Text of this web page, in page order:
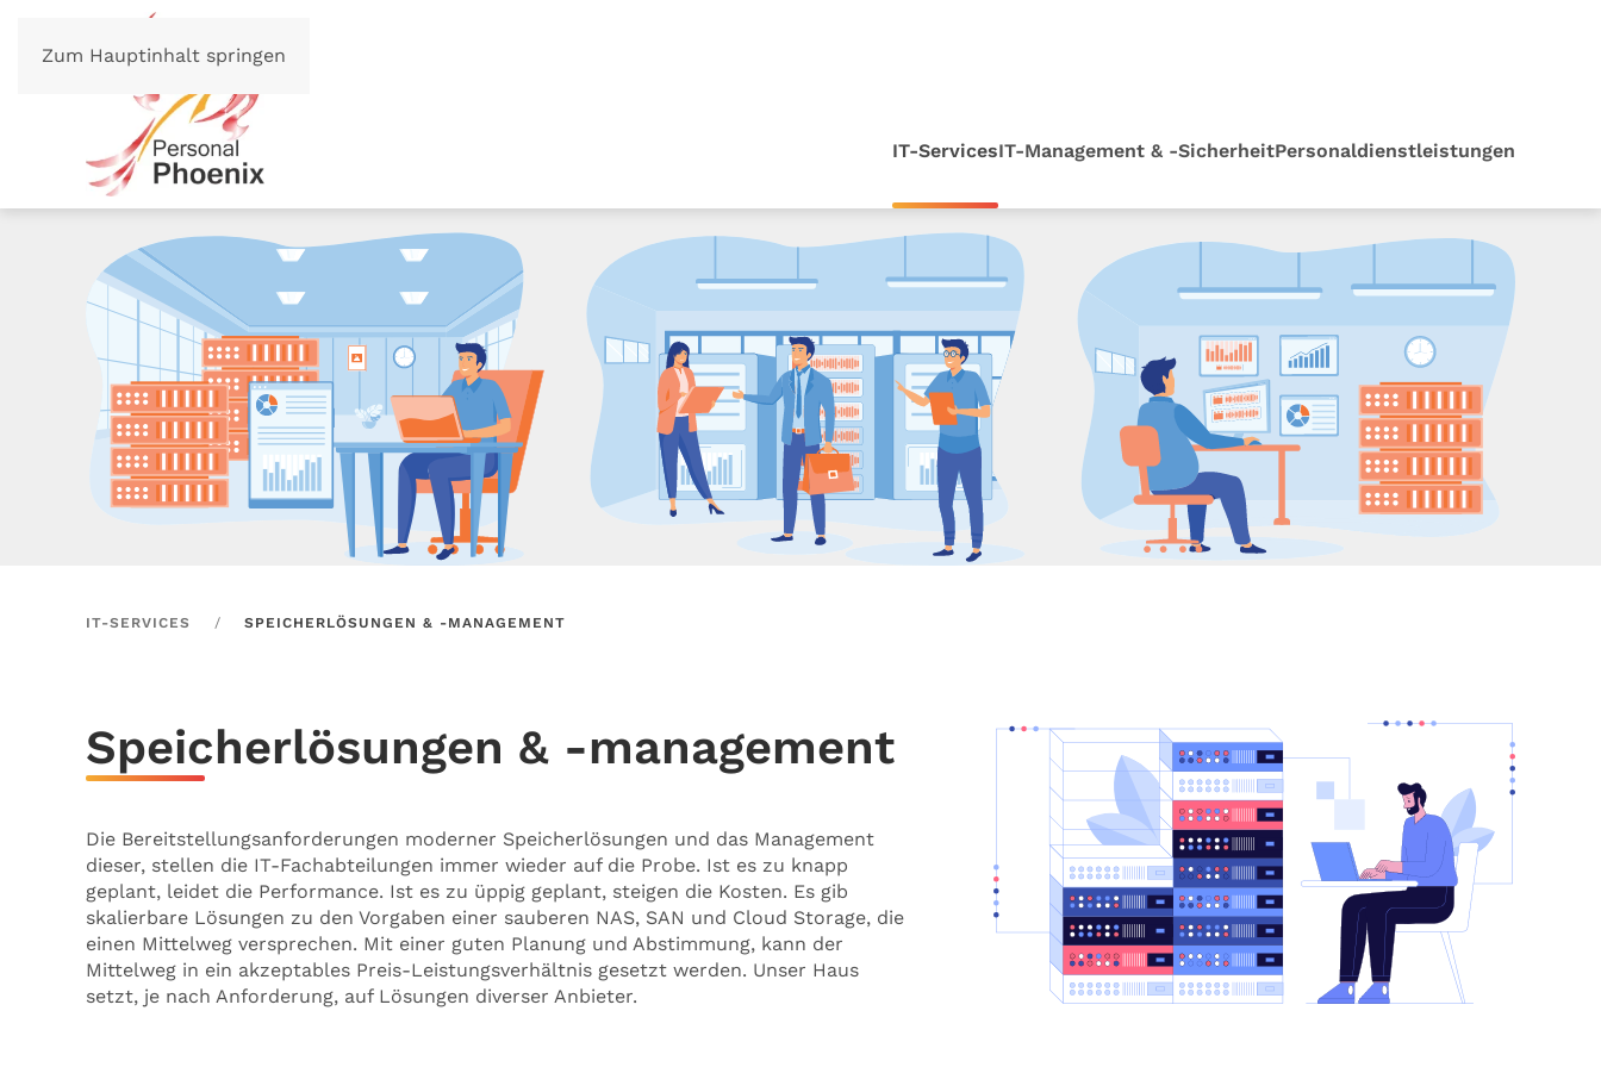
Zum Hauptinhalt springen
IT-ServicesIT-Management & -SicherheitPersonaldienstleistungen
IT-SERVICES SPEICHERLÖSUNGEN & -MANAGEMENT
Speicherlösungen & -management
Die Bereitstellungsanforderungen moderner Speicherlösungen und das Management
dieser, stellen die IT-Fachabteilungen immer wieder auf die Probe. Ist es zu knapp
geplant, leidet die Performance. Ist es zu üppig geplant, steigen die Kosten. Es gib
skalierbare Lösungen zu den Vorgaben einer sauberen NAS, SAN und Cloud Storage, die
einen Mittelweg versprechen. Mit einer guten Planung und Abstimmung, kann der
Mittelweg in ein akzeptables Preis-Leistungsverhältnis gesetzt werden. Unser Haus
setzt, je nach Anforderung, auf Lösungen diverser Anbieter.